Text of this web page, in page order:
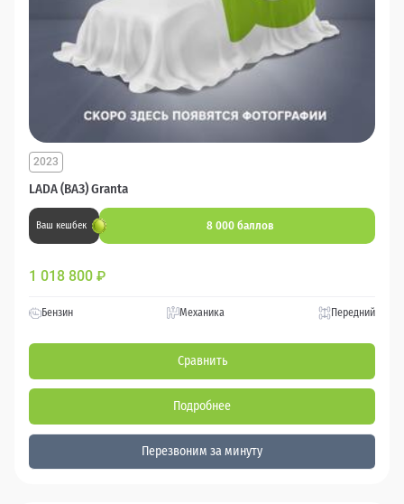
LADA (ВАЗ) Granta
2023
Ваш кешбек 8 000 баллов
1 018 800 ₽
Бензин Механика Передний
Сравнить
Подробнее
Перезвоним за минуту